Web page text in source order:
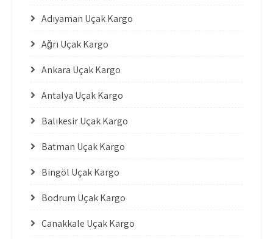
Adıyaman Uçak Kargo
Ağrı Uçak Kargo
Ankara Uçak Kargo
Antalya Uçak Kargo
Balıkesir Uçak Kargo
Batman Uçak Kargo
Bingöl Uçak Kargo
Bodrum Uçak Kargo
Çanakkale Uçak Kargo